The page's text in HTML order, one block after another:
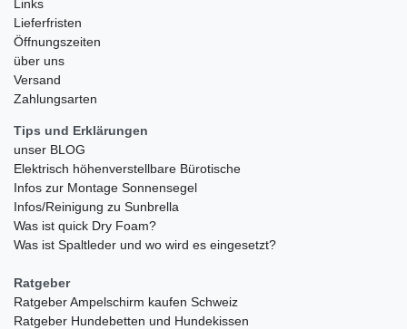
Links
Lieferfristen
Öffnungszeiten
über uns
Versand
Zahlungsarten
Tips und Erklärungen
unser BLOG
Elektrisch höhenverstellbare Bürotische
Infos zur Montage Sonnensegel
Infos/Reinigung zu Sunbrella
Was ist quick Dry Foam?
Was ist Spaltleder und wo wird es eingesetzt?
Ratgeber
Ratgeber Ampelschirm kaufen Schweiz
Ratgeber Hundebetten und Hundekissen